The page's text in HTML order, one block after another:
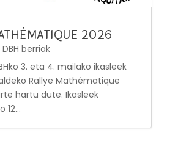
2026
DBH berriak
3. eta 4. mailako ikasleek
Rallye Mathématique
hartu dute. Ikasleek
12...